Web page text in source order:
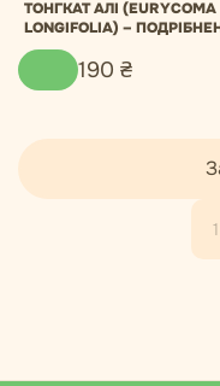
ТОНГКАТ АЛІ (EURYCOMA
LONGIFOLIA) –
КОРІНЬ У ПОРОШКУ
190 ₴
1